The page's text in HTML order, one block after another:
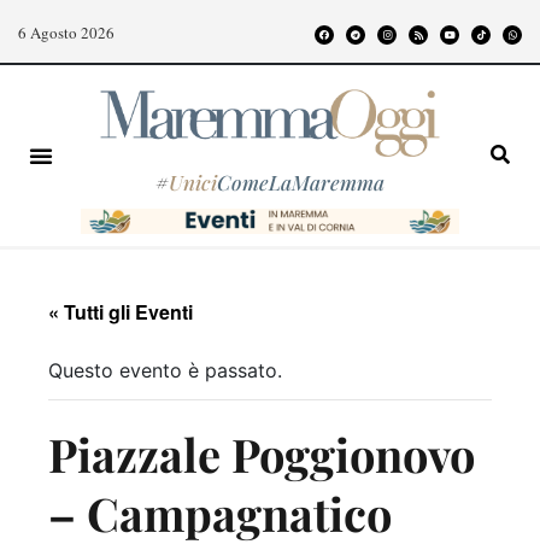
6 Agosto 2026
#UniciComeLaMaremma
« Tutti gli Eventi
Questo evento è passato.
Piazzale Poggionovo
– Campagnatico